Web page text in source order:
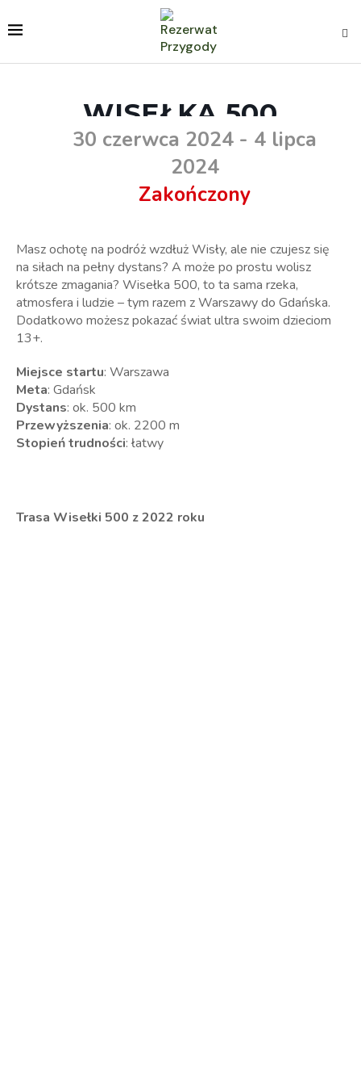
WISEŁKA 500
30 czerwca 2024 - 4 lipca
2024
Zakończony
Masz ochotę na podróż wzdłuż Wisły, ale nie czujesz się
na siłach na pełny dystans? A może po prostu wolisz
krótsze zmagania? Wisełka 500, to ta sama rzeka,
atmosfera i ludzie – tym razem z Warszawy do Gdańska.
Dodatkowo możesz pokazać świat ultra swoim dzieciom
13+.
Miejsce startu: Warszawa
Meta: Gdańsk
Dystans: ok. 500 km
Przewyższenia: ok. 2200 m
Stopień trudności: łatwy
Trasa Wisełki 500 z 2022 roku